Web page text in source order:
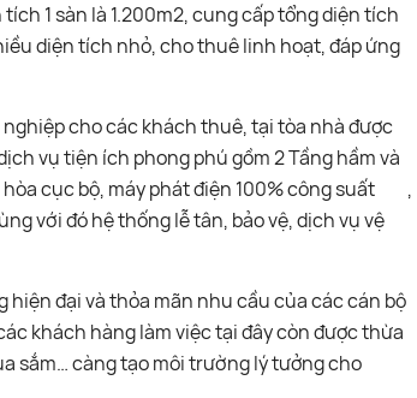
1 sàn là 1.200m2, cung cấp tổng diện tích
diện tích nhỏ, cho thuê linh hoạt, đáp ứng
cho các khách thuê, tại tòa nhà được
vụ tiện ích phong phú gồm 2 Tầng hầm và
hòa cục bộ, máy phát điện 100% công suất ,
với đó hệ thống lễ tân, bảo vệ, dịch vụ vệ
đại và thỏa mãn nhu cầu của các cán bộ
khách hàng làm việc tại đây còn được thừa
sắm… càng tạo môi trường lý tưởng cho